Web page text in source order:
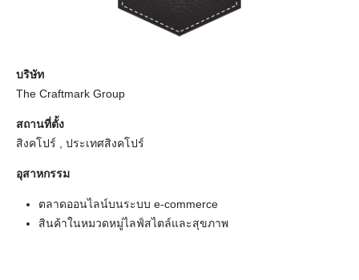
บริษัท
The Craftmark Group
สถานที่ตั้ง
สิงคโปร์ , ประเทศสิงคโปร์
อุสาหกรรม
ตลาดออนไลน์บนระบบ e-commerce
สินค้าในหมวดหมู่ไลฟ์สไตล์และสุขภาพ